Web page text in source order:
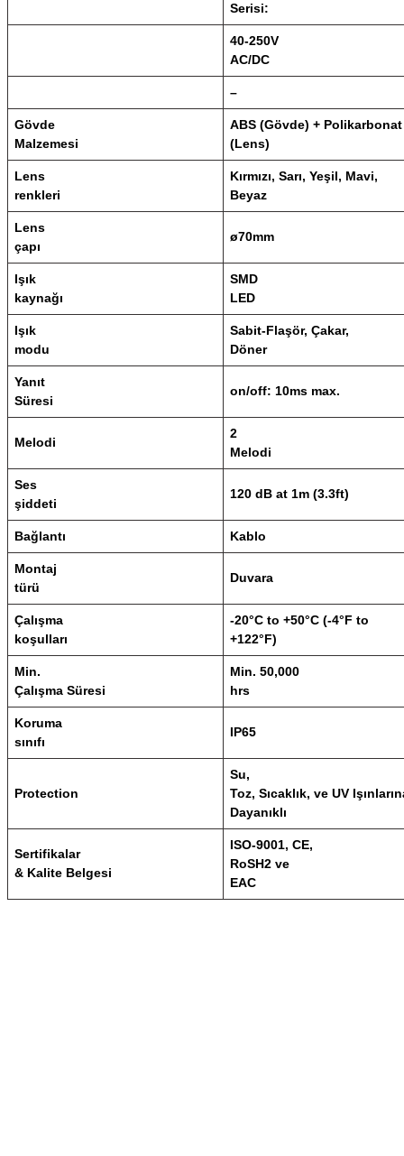
Serisi:
40-250V
AC/DC
–
Gövde
Malzemesi
ABS (Gövde) + Polikarbonat
(Lens)
Lens
renkleri
Kırmızı, Sarı, Yeşil, Mavi,
Beyaz
Lens
çapı
ø70mm
Işık
kaynağı
SMD
LED
Işık
modu
Sabit-Flaşör, Çakar,
Döner
Yanıt
Süresi
on/off: 10ms max.
Melodi
2
Melodi
Ses
şiddeti
120 dB at 1m (3.3ft)
Bağlantı Kablo
Montaj
türü
Duvara
Çalışma
koşulları
-20°C to +50°C (-4°F to
+122°F)
Min.
Çalışma Süresi
Min. 50,000
hrs
Koruma
sınıfı
IP65
Protection
Su,
Toz, Sıcaklık, ve UV
Dayanıklı
Sertifikalar
& Kalite Belgesi
ISO-9001, CE,
RoSH2 ve
EAC